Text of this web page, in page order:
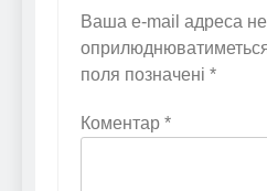
Ваша e-mail адреса не
поля позначені *
Коментар *